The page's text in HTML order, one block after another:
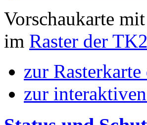
Vorschaukarte
im Raster der
zur
zur